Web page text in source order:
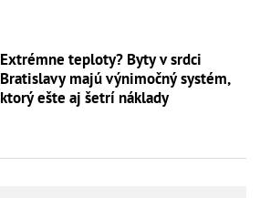
Extrémne teploty? Byty v srdci
Bratislavy majú výnimočný systém,
ktorý ešte aj šetrí náklady